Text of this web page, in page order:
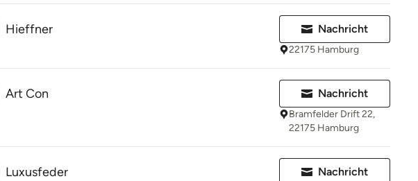
Hieffner Nachricht
22175 Hamburg
Art Con Nachricht
Bramfelder Drift 22,
22175 Hamburg
Luxusfeder Nachricht